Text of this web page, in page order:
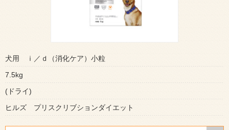
犬用 ｉ／ｄ（消化ケア）小粒
7.5kg
(ドライ)
ヒルズ プリスクリブションダイエット